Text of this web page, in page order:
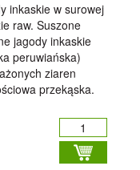
inkaskie w surowej
raw. Suszone
jagody inkaskie
peruwiańska)
ziaren
przekąska.